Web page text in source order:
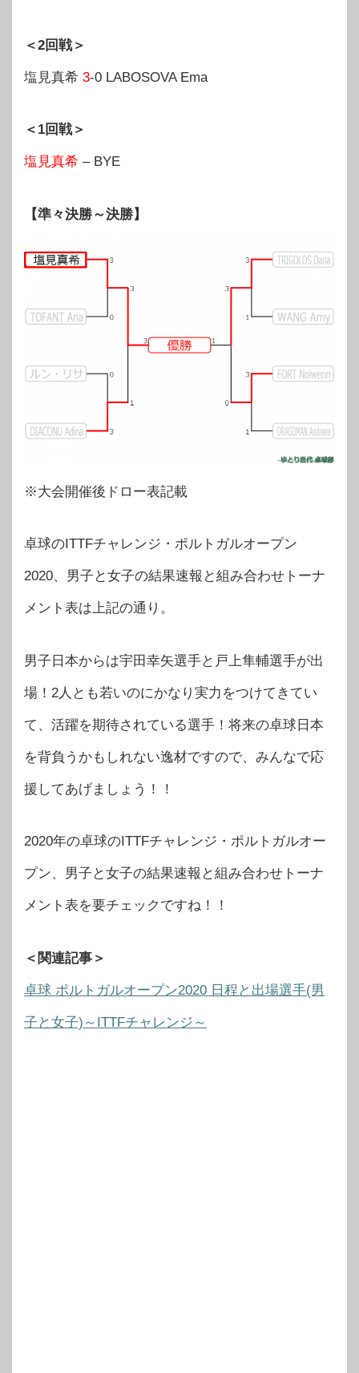
＜2回戦＞
塩見真希 3-0 LABOSOVA Ema
＜1回戦＞
塩見真希 – BYE
【準々決勝～決勝】
※大会開催後ドロー表記載
卓球のITTFチャレンジ・ポルトガルオープン
2020、男子と女子の結果速報と組み合わせトーナ
メント表は上記の通り。
男子日本からは宇田幸矢選手と戸上隼輔選手が出
場！2人とも若いのにかなり実力をつけてきてい
て、活躍を期待されている選手！将来の卓球日本
を背負うかもしれない逸材ですので、みんなで応
援してあげましょう！！
2020年の卓球のITTFチャレンジ・ポルトガルオー
プン、男子と女子の結果速報と組み合わせトーナ
メント表を要チェックですね！！
＜関連記事＞
卓球 ポルトガルオープン2020 日程と出場選手(男
子と女子)～ITTFチャレンジ～